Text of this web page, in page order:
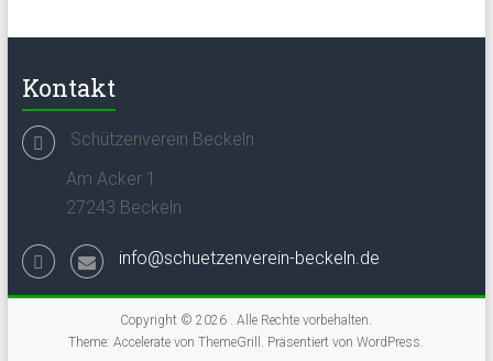
Kontakt
Schützenverein Beckeln
Am Acker 1
27243 Beckeln
info@schuetzenverein-beckeln.de
Copyright © 2026
. Alle Rechte vorbehalten.
Theme:Accelerate von ThemeGrill. Präsentiert vonWordPress